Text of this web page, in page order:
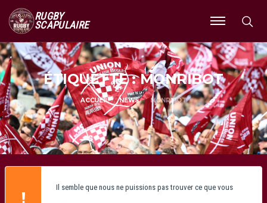
RUGBY
SCAPULAIRE
Ouvrir
le
menu
ÉTIQUETTE : MONRIBOT
ACCUEIL NEWS MONRIBOT
Il semble que nous ne puissions pas trouver ce que vous